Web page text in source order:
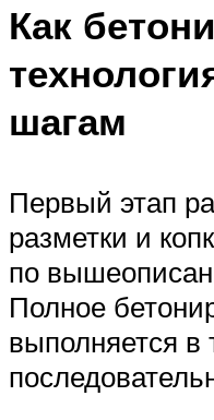
Как
шагам
Первый этап
разметки и
по
Полное
выполняется в